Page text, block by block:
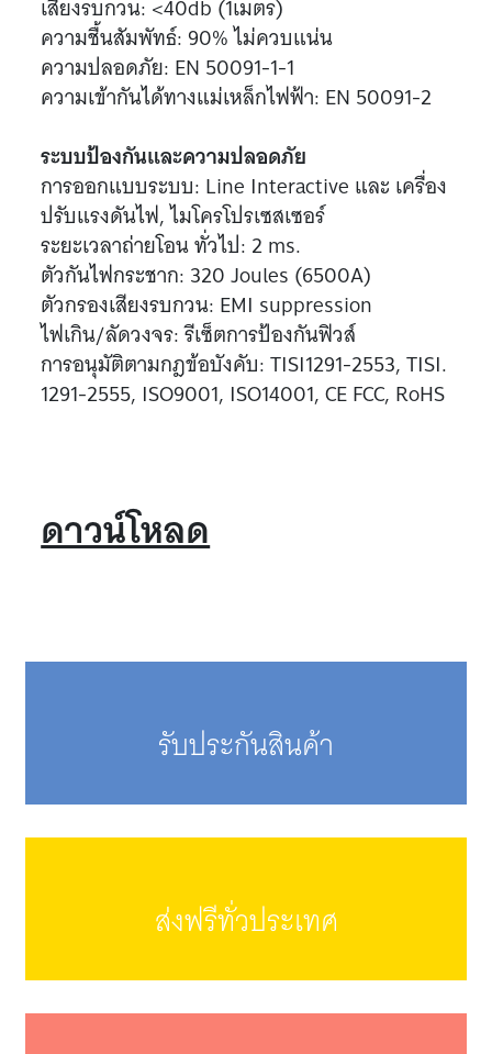
เสียงรบกวน: <40db (1เมตร)
ความชื้นสัมพัทธ์: 90% ไม่ควบแน่น
ความปลอดภัย: EN 50091-1-1
ความเข้ากันได้ทางแม่เหล็กไฟฟ้า: EN 50091-2
ระบบป้องกันและความปลอดภัย
การออกแบบระบบ: Line Interactive และ เครื่อง
ปรับแรงดันไฟ, ไมโครโปรเซสเซอร์
ระยะเวลาถ่ายโอน ทั่วไป: 2 ms.
ตัวกันไฟกระชาก: 320 Joules (6500A)
ตัวกรองเสียงรบกวน: EMI suppression
ไฟเกิน/ลัดวงจร: รีเซ็ตการป้องกันฟิวส์
การอนุมัติตามกฎข้อบังคับ: TISI1291-2553, TISI.
1291-2555, ISO9001, ISO14001, CE FCC, RoHS
ดาวน์โหลด
รับประกันสินค้า
ส่งฟรีทั่วประเทศ